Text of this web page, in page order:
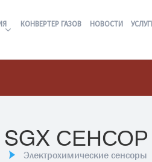
КОНВЕРТЕР ГАЗОВ НОВОСТИ
SGX
Электрохимические сенсоры